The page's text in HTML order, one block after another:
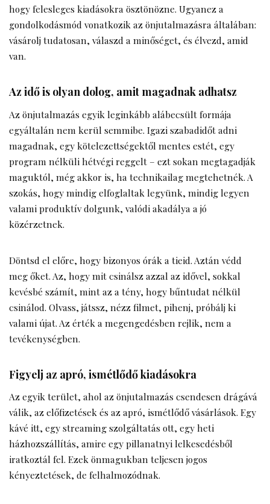
hogy felesleges kiadásokra ösztönözne. Ugyanez a
gondolkodásmód vonatkozik az önjutalmazásra általában:
vásárolj tudatosan, válaszd a minőséget, és élvezd, amid
van.
Az idő is olyan dolog, amit magadnak adhatsz
Az önjutalmazás egyik leginkább alábecsült formája
egyáltalán nem kerül semmibe. Igazi szabadidőt adni
magadnak, egy kötelezettségektől mentes estét, egy
program nélküli hétvégi reggelt – ezt sokan megtagadják
maguktól, még akkor is, ha technikailag megtehetnék. A
szokás, hogy mindig elfoglaltak legyünk, mindig legyen
valami produktív dolgunk, valódi akadálya a jó
közérzetnek.
Döntsd el előre, hogy bizonyos órák a tieid. Aztán védd
meg őket. Az, hogy mit csinálsz azzal az idővel, sokkal
kevésbé számít, mint az a tény, hogy bűntudat nélkül
csinálod. Olvass, játssz, nézz filmet, pihenj, próbálj ki
valami újat. Az érték a megengedésben rejlik, nem a
tevékenységben.
Figyelj az apró, ismétlődő kiadásokra
Az egyik terület, ahol az önjutalmazás csendesen drágává
válik, az előfizetések és az apró, ismétlődő vásárlások. Egy
kávé itt, egy streaming szolgáltatás ott, egy heti
házhozszállítás, amire egy pillanatnyi lelkesedésből
iratkoztál fel. Ezek önmagukban teljesen jogos
kényeztetések, de felhalmozódnak.